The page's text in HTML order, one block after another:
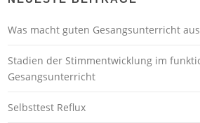
Was macht guten Gesangsunterricht
Stadien der Stimmentwicklung im
Gesangsunterricht
Selbsttest Reflux